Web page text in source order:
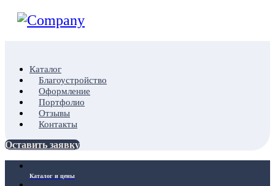
Каталог
Благоустройство
Оформление
Портфолио
Отзывы
Контакты
Оставить заявку
Каталог и цены